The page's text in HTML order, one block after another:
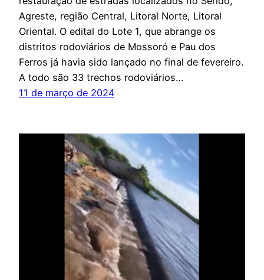
Agreste, região Central, Litoral Norte, Litoral
Oriental. O edital do Lote 1, que abrange os
distritos rodoviários de Mossoró e Pau dos
Ferros já havia sido lançado no final de fevereiro.
A todo são 33 trechos rodoviários…
11 de março de 2024